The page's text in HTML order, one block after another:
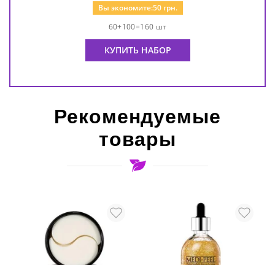
Вы экономите:50грн.
60+100=160 шт
КУПИТЬ НАБОР
Рекомендуемые
товары